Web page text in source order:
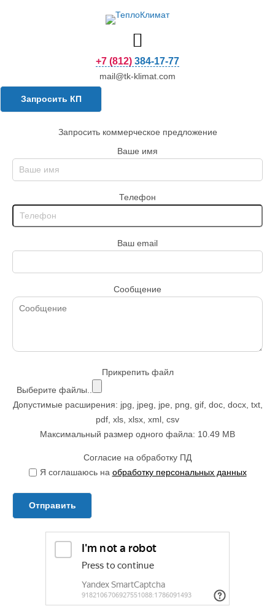
+7 (812) 384-17-77
mail@tk-klimat.com
Запросить КП
Запросить коммерческое предложение
Ваше имя
Телефон
Ваш email
Сообщение
Прикрепить файл
Выберите файлы..
Допустимые расширения: jpg, jpeg, jpe, png, gif, doc, docx, txt,
pdf, xls, xlsx, xml, csv
Максимальный размер одного файла: 10.49 MB
Согласие на обработку ПД
Я соглашаюсь на обработку персональных данных
Отправить